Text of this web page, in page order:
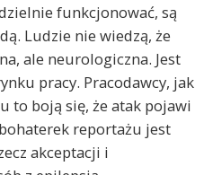
funkcjonować, są
Ludzie nie wiedzą, że
ale neurologiczna. Jest
pracy. Pracodawcy, jak
to boją się, że atak pojawi
reportażu jest
akceptacji i